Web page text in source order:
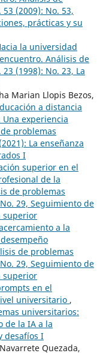
(2009): No. 53,
prácticas y su
la universidad
Análisis de
(1998): No. 23, La
Marian Llopis Bezos,
a distancia
experiencia
problemas
La enseñanza
I
superior en el
de la
de problemas
29, Seguimiento de
superior
a la
de problemas
29, Seguimiento de
superior
en el
universitario ,
universitarios:
de la IA a la
desafíos I
Quezada,